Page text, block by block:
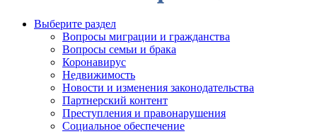
Выберите раздел
Вопросы миграции и гражданства
Вопросы семьи и брака
Коронавирус
Недвижимость
Новости и изменения законодательства
Партнерский контент
Преступления и правонарушения
Социальное обеспечение